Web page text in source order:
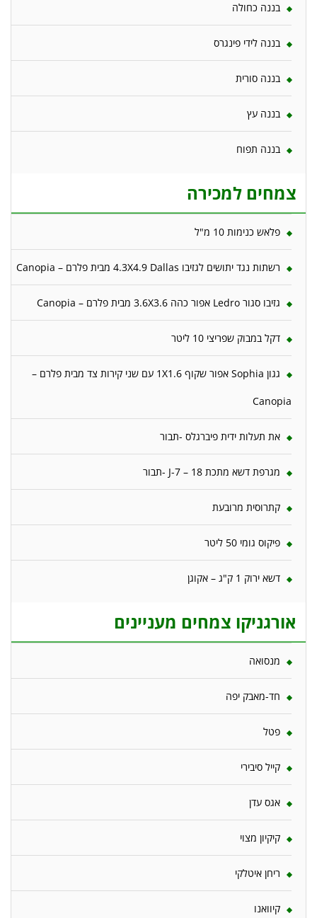
בננה כחולה
בננה לידי פינגרס
בננה סורית
בננה עץ
בננה תפוח
צמחים למכירה
פלאש כנימות 10 מ"ל
רשתות נגד יתושים לגזיבו 4.3X4.9 Dallas מבית פלרם – Canopia
גזיבו סגור Ledro אפור כהה 3.6X3.6 מבית פלרם – Canopia
דקל במבוק שפריצי 10 ליטר
גגון Sophia אפור שקוף 1X1.6 עם שני קירות צד מבית פלרם –
Canopia
את תעלות ידית פיברגלס -תבור
מגרפת דשא מתכת 18 – J-7 -תבור
קתרוסית מרובעת
פיקוס גומי 50 ליטר
דשא ירוק 1 ק"ג – אקוגן
אורגניקו צמחים מעניינים
מנסואה
חד-מאבק יפה
פטל
קייל סיבירי
אגס עדן
קיקיון מצוי
ריחן איטלקי
קיוואנו